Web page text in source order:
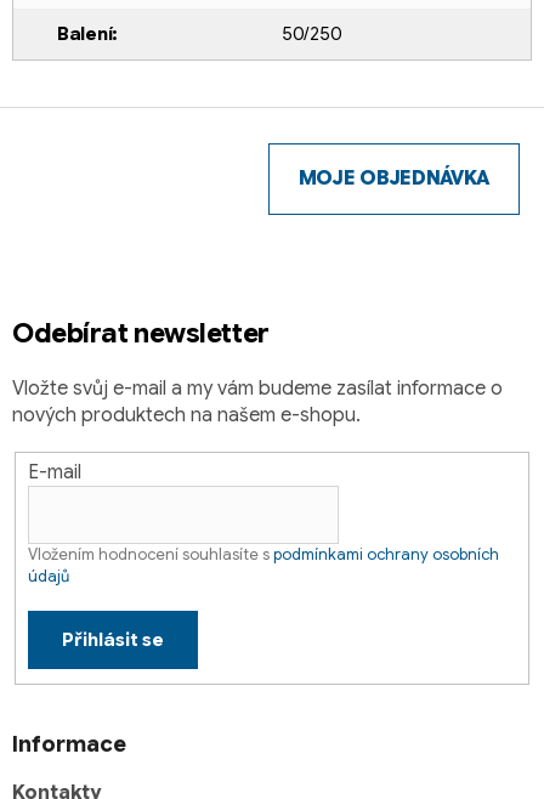
Balení: 50/250
Odebírat newsletter
Vložte svůj e-mail a my vám budeme zasílat informace o
nových produktech na našem e-shopu.
E-mail
Vložením hodnocení souhlasíte spodmínkami ochrany osobních
údajů
Přihlásit se
Informace
Kontakty
MOJE OBJEDNÁVKA